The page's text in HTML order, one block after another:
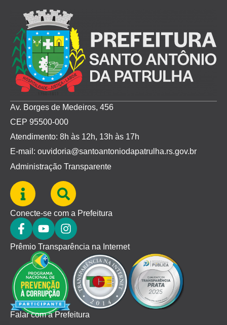
Av. Borges de Medeiros, 456
CEP 95500-000
Atendimento: 8h às 12h, 13h às 17h
E-mail: ouvidoria@santoantoniodapatrulha.rs.gov.br
Administração Transparente
Conecte-se com a Prefeitura
Prêmio Transparência na Internet
Falar com a Prefeitura